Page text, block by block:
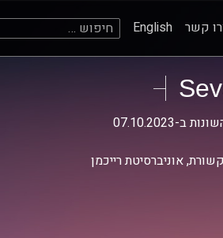
קשר English חיפוש:
07.10.2023
אוניברסיטת רייכמן